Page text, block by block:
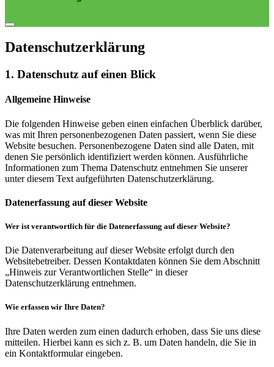
Datenschutz­erklärung
1. Datenschutz auf einen Blick
Allgemeine Hinweise
Die folgenden Hinweise geben einen einfachen Überblick darüber,
was mit Ihren personenbezogenen Daten passiert, wenn Sie diese
Website besuchen. Personenbezogene Daten sind alle Daten, mit
denen Sie persönlich identifiziert werden können. Ausführliche
Informationen zum Thema Datenschutz entnehmen Sie unserer
unter diesem Text aufgeführten Datenschutzerklärung.
Datenerfassung auf dieser Website
Wer ist verantwortlich für die Datenerfassung auf dieser Website?
Die Datenverarbeitung auf dieser Website erfolgt durch den
Websitebetreiber. Dessen Kontaktdaten können Sie dem Abschnitt
„Hinweis zur Verantwortlichen Stelle“ in dieser
Datenschutzerklärung entnehmen.
Wie erfassen wir Ihre Daten?
Ihre Daten werden zum einen dadurch erhoben, dass Sie uns diese
mitteilen. Hierbei kann es sich z. B. um Daten handeln, die Sie in
ein Kontaktformular eingeben.